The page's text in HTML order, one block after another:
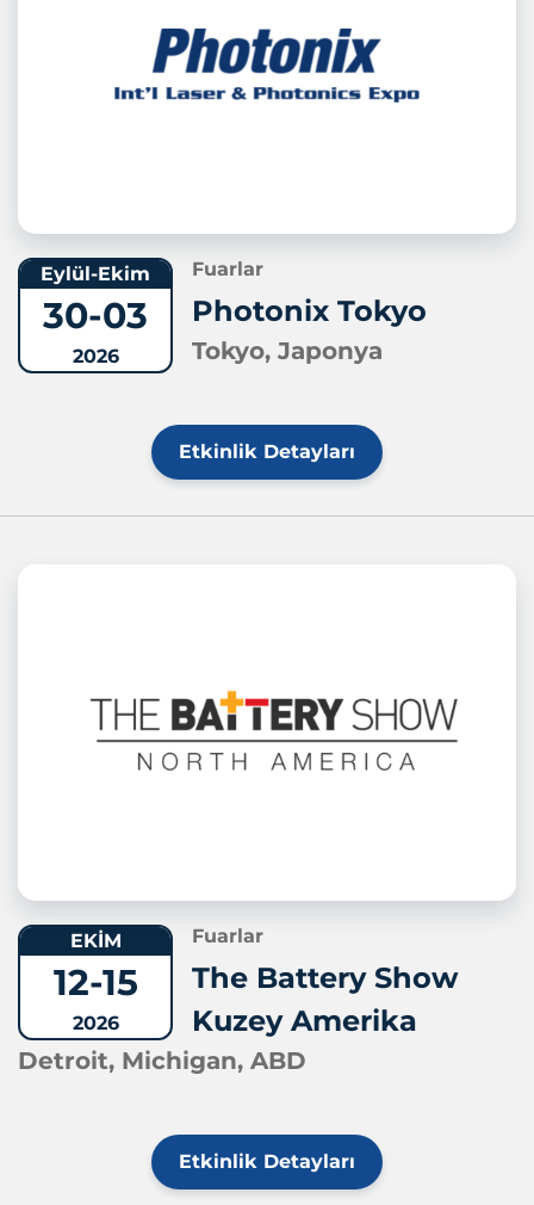
Eylül-Ekim
30-03
2026
Fuarlar
Photonix Tokyo
Tokyo, Japonya
Etkinlik Detayları
EKİM
12-15
2026
Fuarlar
The Battery Show
Kuzey Amerika
Detroit, Michigan, ABD
Etkinlik Detayları